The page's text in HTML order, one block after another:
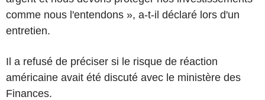
comme nous l'entendons », a-t-il déclaré lors d'un
entretien.
Il a refusé de préciser si le risque de réaction
américaine avait été discuté avec le ministère des
Finances.